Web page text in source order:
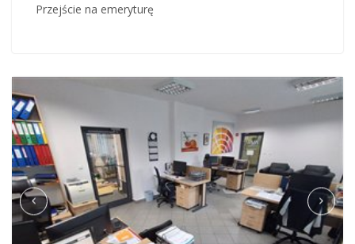
Przejście na emeryturę